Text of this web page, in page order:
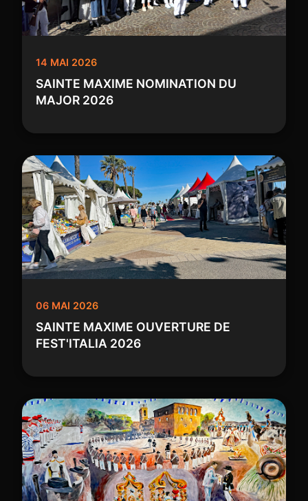
14 MAI 2026
SAINTE MAXIME NOMINATION DU
MAJOR 2026
06 MAI 2026
SAINTE MAXIME OUVERTURE DE
FEST'ITALIA 2026